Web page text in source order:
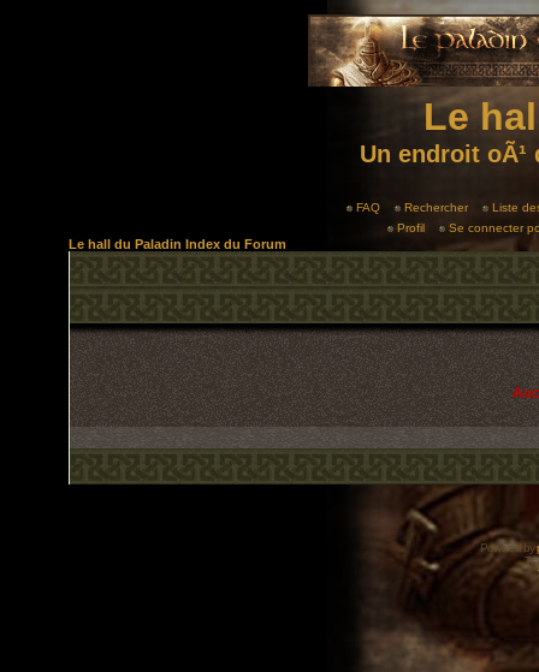
Le
Un endroit
FAQ Rechercher
Liste
Profil
Se connecter
Le hall du Paladin Index du Forum
Powered by